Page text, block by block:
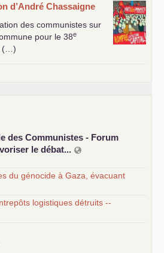
d’André Chassaigne
des communistes sur
pour le 38e
(…)
des Communistes - Forum
le débat...
du génocide à Gaza, évacuant
logistiques détruits --